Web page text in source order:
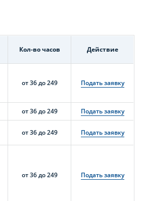
Кол-во часов Действие
от 36 до 249 Подать заявку
от 36 до 249 Подать заявку
от 36 до 249 Подать заявку
от 36 до 249 Подать заявку